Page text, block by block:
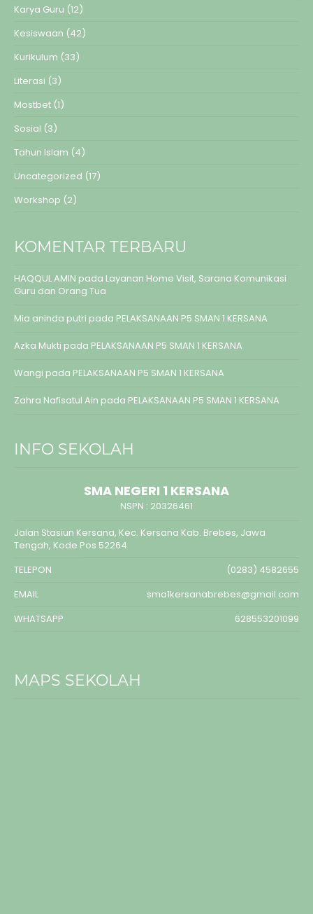
Karya Guru (12)
Kesiswaan (42)
Kurikulum (33)
Literasi (3)
Mostbet (1)
Sosial (3)
Tahun Islam (4)
Uncategorized (17)
Workshop (2)
KOMENTAR TERBARU
HAQQUL AMIN pada Layanan Home Visit, Sarana Komunikasi
Guru dan Orang Tua
Mia aninda putri pada PELAKSANAAN P5 SMAN 1 KERSANA
Azka Mukti pada PELAKSANAAN P5 SMAN 1 KERSANA
Wangi pada PELAKSANAAN P5 SMAN 1 KERSANA
Zahra Nafisatul Ain pada PELAKSANAAN P5 SMAN 1 KERSANA
INFO SEKOLAH
SMA NEGERI 1 KERSANA
NSPN : 20326461
Jalan Stasiun Kersana, Kec. Kersana Kab. Brebes, Jawa
Tengah, Kode Pos 52264
TELEPON
(0283) 4582655
EMAIL
sma1kersanabrebes@gmail.com
WHATSAPP
628553201099
MAPS SEKOLAH